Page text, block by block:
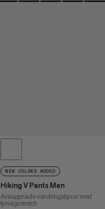
NEW COLORS ADDED
Hiking V Pants Men
Avslappnade vandringsbyxor med
fyrvägsstretch